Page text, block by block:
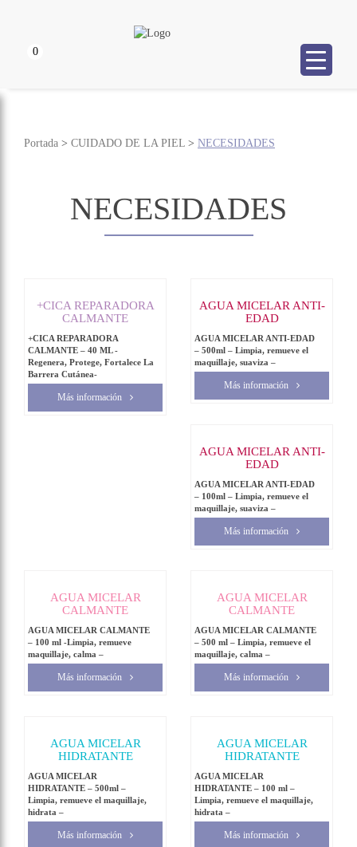
0
Portada > CUIDADO DE LA PIEL > NECESIDADES
NECESIDADES
+CICA REPARADORA
CALMANTE
+CICA REPARADORA
CALMANTE – 40 ML -
Regenera, Protege, Fortalece La
Barrera Cutánea-
Más información
AGUA MICELAR ANTI-
EDAD
AGUA MICELAR ANTI-EDAD
– 500ml – Limpia, remueve el
maquillaje, suaviza –
Más información
AGUA MICELAR ANTI-
EDAD
AGUA MICELAR ANTI-EDAD
– 100ml – Limpia, remueve el
maquillaje, suaviza –
Más información
AGUA MICELAR
CALMANTE
AGUA MICELAR CALMANTE
– 100 ml -Limpia, remueve
maquillaje, calma –
Más información
AGUA MICELAR
CALMANTE
AGUA MICELAR CALMANTE
– 500 ml – Limpia, remueve el
maquillaje, calma –
Más información
AGUA MICELAR
HIDRATANTE
AGUA MICELAR
HIDRATANTE – 500ml –
Limpia, remueve el maquillaje,
hidrata –
Más información
AGUA MICELAR
HIDRATANTE
AGUA MICELAR
HIDRATANTE – 100 ml –
Limpia, remueve el maquillaje,
hidrata –
Más información